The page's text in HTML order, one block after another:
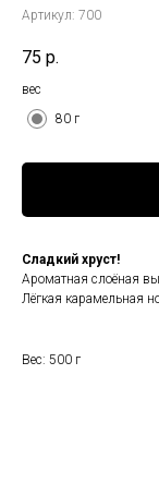
Артикул: 700
75 р.
вес
80 г
Сладкий хруст!
Ароматная слоёная
Лёгкая карамельная
Вес: 500 г